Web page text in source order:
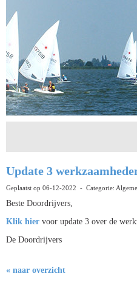
Update 3
Geplaatst op 06-12-2022 - Categorie:
Beste Doordrijvers,
Klik hier voor update 3 over de
De Doordrijvers
« naar overzicht